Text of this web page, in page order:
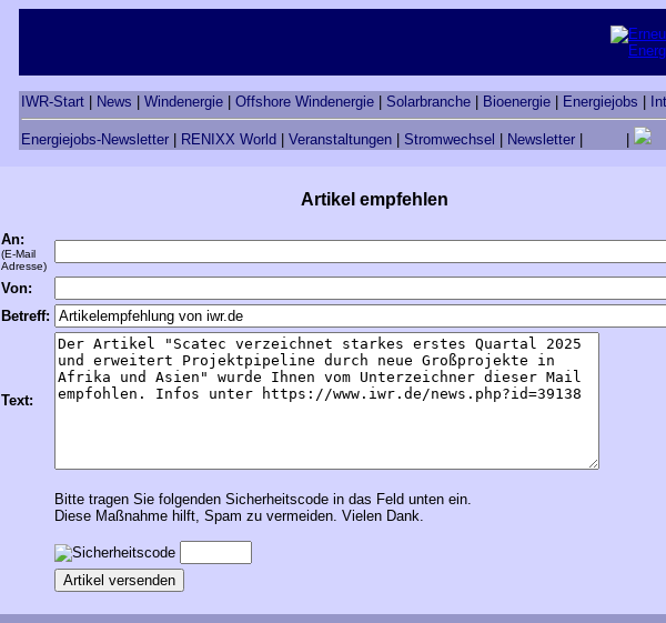
IWR-Start News Windenergie Offshore Windenergie Solarbranche Bioenergie Energiejobs
Energiejobs-Newsletter RENIXX World Veranstaltungen Stromwechsel Newsletter
Artikel empfehlen
An:
(E-Mail
Adresse)
Von:
Betreff:
Text:
Bitte tragen Sie folgenden Sicherheitscode in das Feld unten ein.
Diese Maßnahme hilft, Spam zu vermeiden. Vielen Dank.